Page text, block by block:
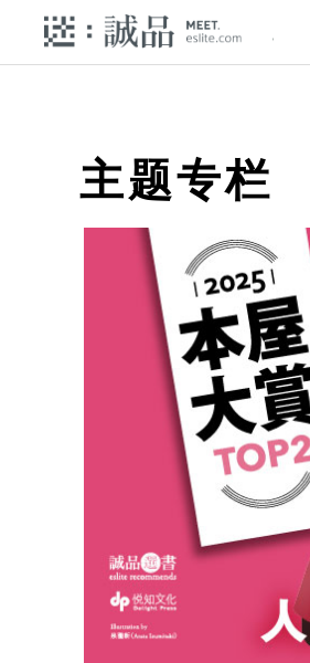
主题专栏